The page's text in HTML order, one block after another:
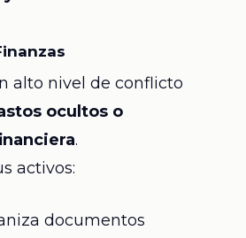
alto nivel de conflicto
ocultos o
.
activos:
documentos